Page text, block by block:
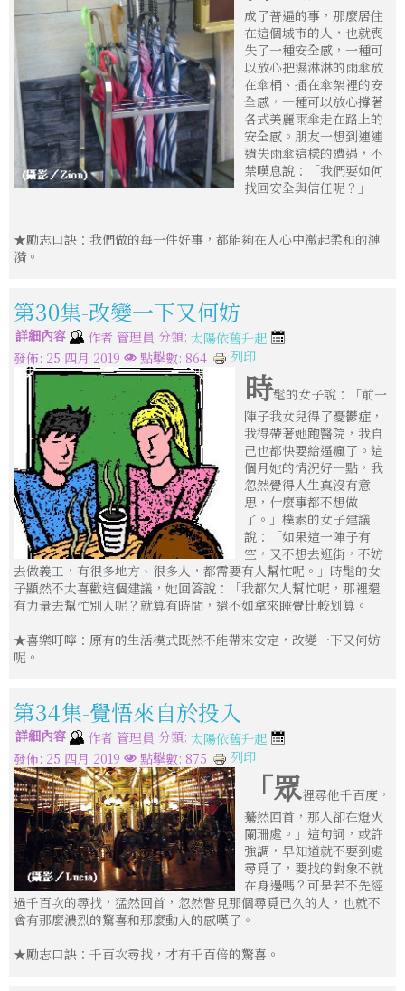
成了普遍的事，那麼居住
在這個城市的人，也就喪
失了一種安全感，一種可
以放心把濕淋淋的雨傘放
在傘桶、插在傘架裡的安
全感，一種可以放心撐著
各式美麗雨傘走在路上的
安全感。朋友一想到連連
遺失雨傘這樣的遭遇，不
禁嘆息說：「我們要如何
找回安全與信任呢？」
★勵志口訣：我們做的每一件好事，都能夠在人心中激起柔和的漣
漪。
第30集-改變一下又何妨
詳細內容 作者 管理員 分類: 太陽依舊升起
發佈: 25 四月 2019
點擊數: 864 列印
時髦的女子說：「前一
陣子我女兒得了憂鬱症，
我得帶著她跑醫院，我自
己也都快要給逼瘋了。這
個月她的情況好一點，我
忽然覺得人生真沒有意
思，什麼事都不想做
了。」樸素的女子建議
說：「如果這一陣子有
空，又不想去逛街，不妨
去做義工，有很多地方、很多人，都需要有人幫忙呢。」時髦的女
子顯然不太喜歡這個建議，她回答說：「我都欠人幫忙呢，那裡還
有力量去幫忙別人呢？就算有時間，還不如拿來睡覺比較划算。」
★喜樂叮嚀：原有的生活模式既然不能帶來安定，改變一下又何妨
呢。
第34集-覺悟來自於投入
詳細內容 作者 管理員 分類: 太陽依舊升起
發佈: 25 四月 2019
點擊數: 875 列印
「眾裡尋他千百度，
驀然回首，那人卻在燈火
闌珊處。」這句詞，或許
強調，早知道就不要到處
尋覓了，要找的對象不就
在身邊嗎？可是若不先經
過千百次的尋找，猛然回首，忽然瞥見那個尋覓已久的人，也就不
會有那麼濃烈的驚喜和那麼動人的感嘆了。
★勵志口訣：千百次尋找，才有千百倍的驚喜。